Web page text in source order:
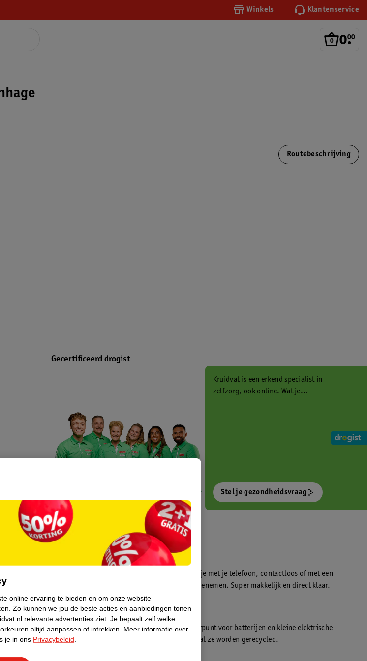
Winkels Klantenservice
0.
00
Routebeschrijving
Gecertificeerd drogist
Kruidvat is een erkend specialist in
zelfzorg, ook online. Wat je
Stel je gezondheidsvraag
Kruidvat fotokiosk
In de winkel vind je een fotokiosk waarmee je met je telefoon, contactloos of met een
geheugenkaartje, jouw foto’s direct kan meenemen. Super makkelijk en direct klaar.
WeCycle inleverpunt
In deze Kruidvat vind je een WeCycle inleverpunt voor batterijen en kleine elektrische
apparaten. Deze kan je gratis inleveren zodat ze worden gerecycled.
online ervaring te bieden en om onze website
Zo kunnen we jou de beste acties en aanbiedingen tonen
relevante advertenties ziet. Je bepaalt zelf welke
altijd aanpassen of intrekken.
Meer informatie over
je in ons Privacybeleid